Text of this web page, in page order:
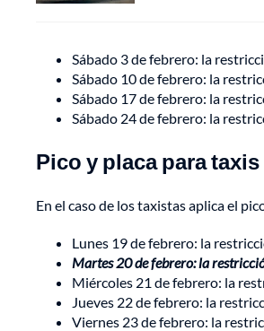
Sábado 3 de febrero: la
Sábado 10 de febrero: la
Sábado 17 de febrero: la
Sábado 24 de febrero: la
Pico y placa para taxis
En el caso de los taxistas aplica el
Lunes 19 de febrero: la
Martes 20 de febrero: la
Miércoles 21 de febrero: la
Jueves 22 de febrero: la
Viernes 23 de febrero: la